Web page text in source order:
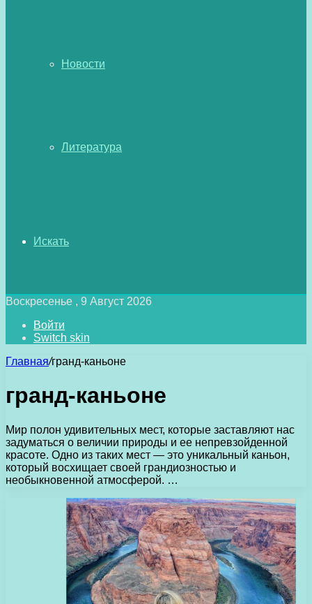
Новости
Литература
Искать
Воскресенье , 9 Август 2026
Войти
Switch skin
Главная/гранд-каньоне
гранд-каньоне
Мир полон удивительных мест, которые заставляют нас
задуматься о величии природы и ее непревзойденной
красоте. Одно из таких мест — это уникальный каньон,
который восхищает своей грандиозностью и
необыкновенной атмосферой. …